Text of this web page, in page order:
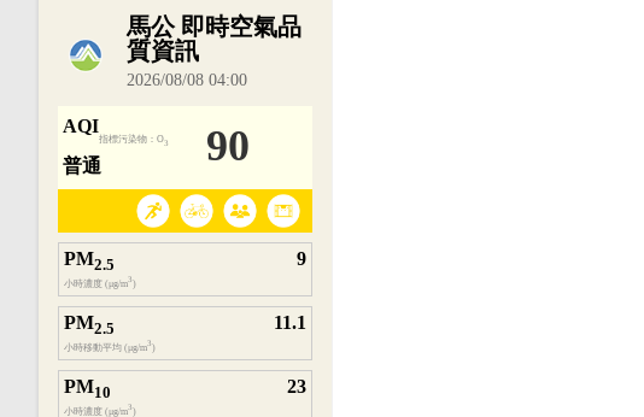
內嵌空氣品質小工具為視覺預覽，完整即時空氣品質